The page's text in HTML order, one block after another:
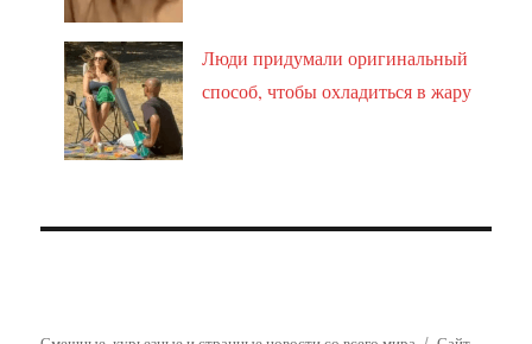
Люди придумали оригинальный
способ, чтобы охладиться в жару